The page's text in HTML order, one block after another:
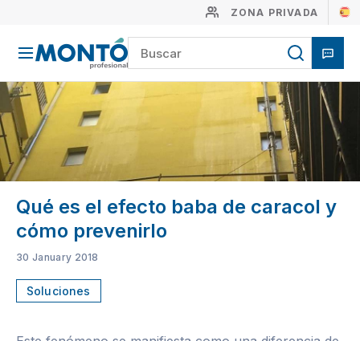
ZONA PRIVADA
Qué es el efecto baba de caracol y
cómo prevenirlo
30 January 2018
Soluciones